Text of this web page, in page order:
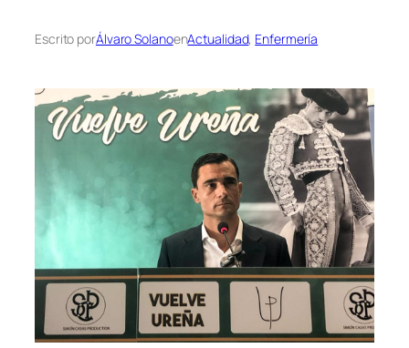
Escrito porÁlvaro SolanoenActualidad, Enfermería